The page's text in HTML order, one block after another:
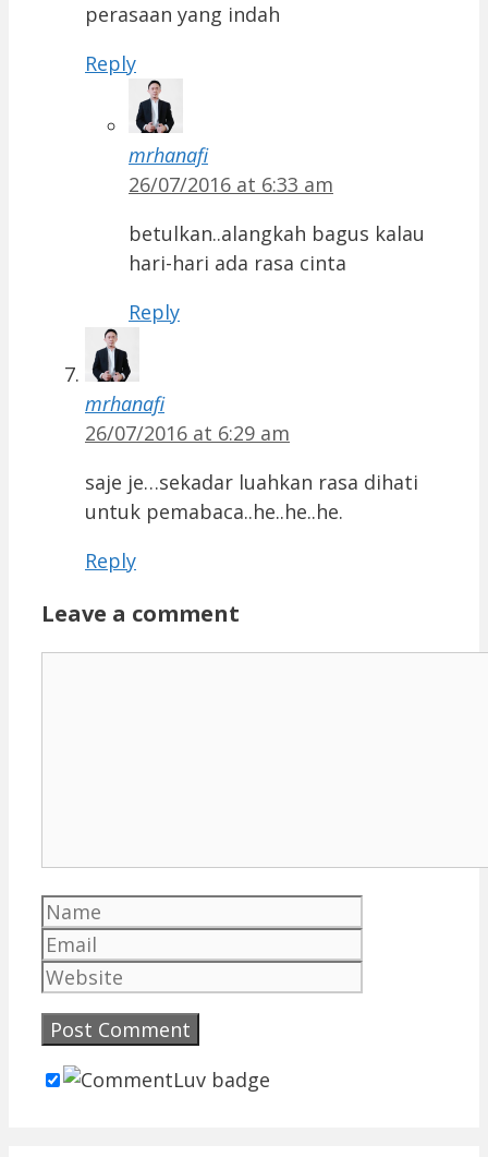
perasaan yang indah
Reply
mrhanafi
26/07/2016 at 6:33 am
betulkan..alangkah bagus kalau
hari-hari ada rasa cinta
Reply
mrhanafi
26/07/2016 at 6:29 am
saje je…sekadar luahkan rasa dihati
untuk pemabaca..he..he..he.
Reply
Leave a comment
Name